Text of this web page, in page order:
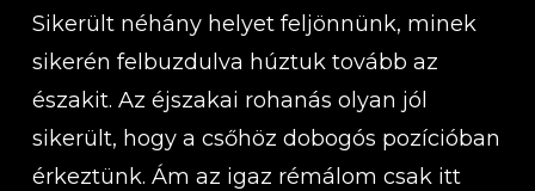
Sikerült néhány helyet feljönnünk, minek
sikerén felbuzdulva húztuk tovább az
északit. Az éjszakai rohanás olyan jól
sikerült, hogy a csőhöz dobogós pozícióban
érkeztünk. Ám az igaz rémálom csak itt